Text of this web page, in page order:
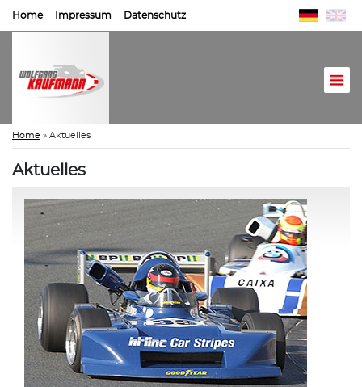
Home Impressum Datenschutz
Home » Aktuelles
Aktuelles